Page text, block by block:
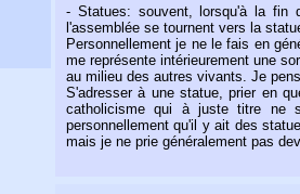
- Statues: souvent, lorsqu'à la fin
l'assemblée se tournent vers la
Personnellement je ne le fais en
me représente intérieurement une
au milieu des autres vivants. Je
S'adresser à une statue, prier en
catholicisme qui à juste titre ne
personnellement qu'il y ait des
mais je ne prie généralement pas